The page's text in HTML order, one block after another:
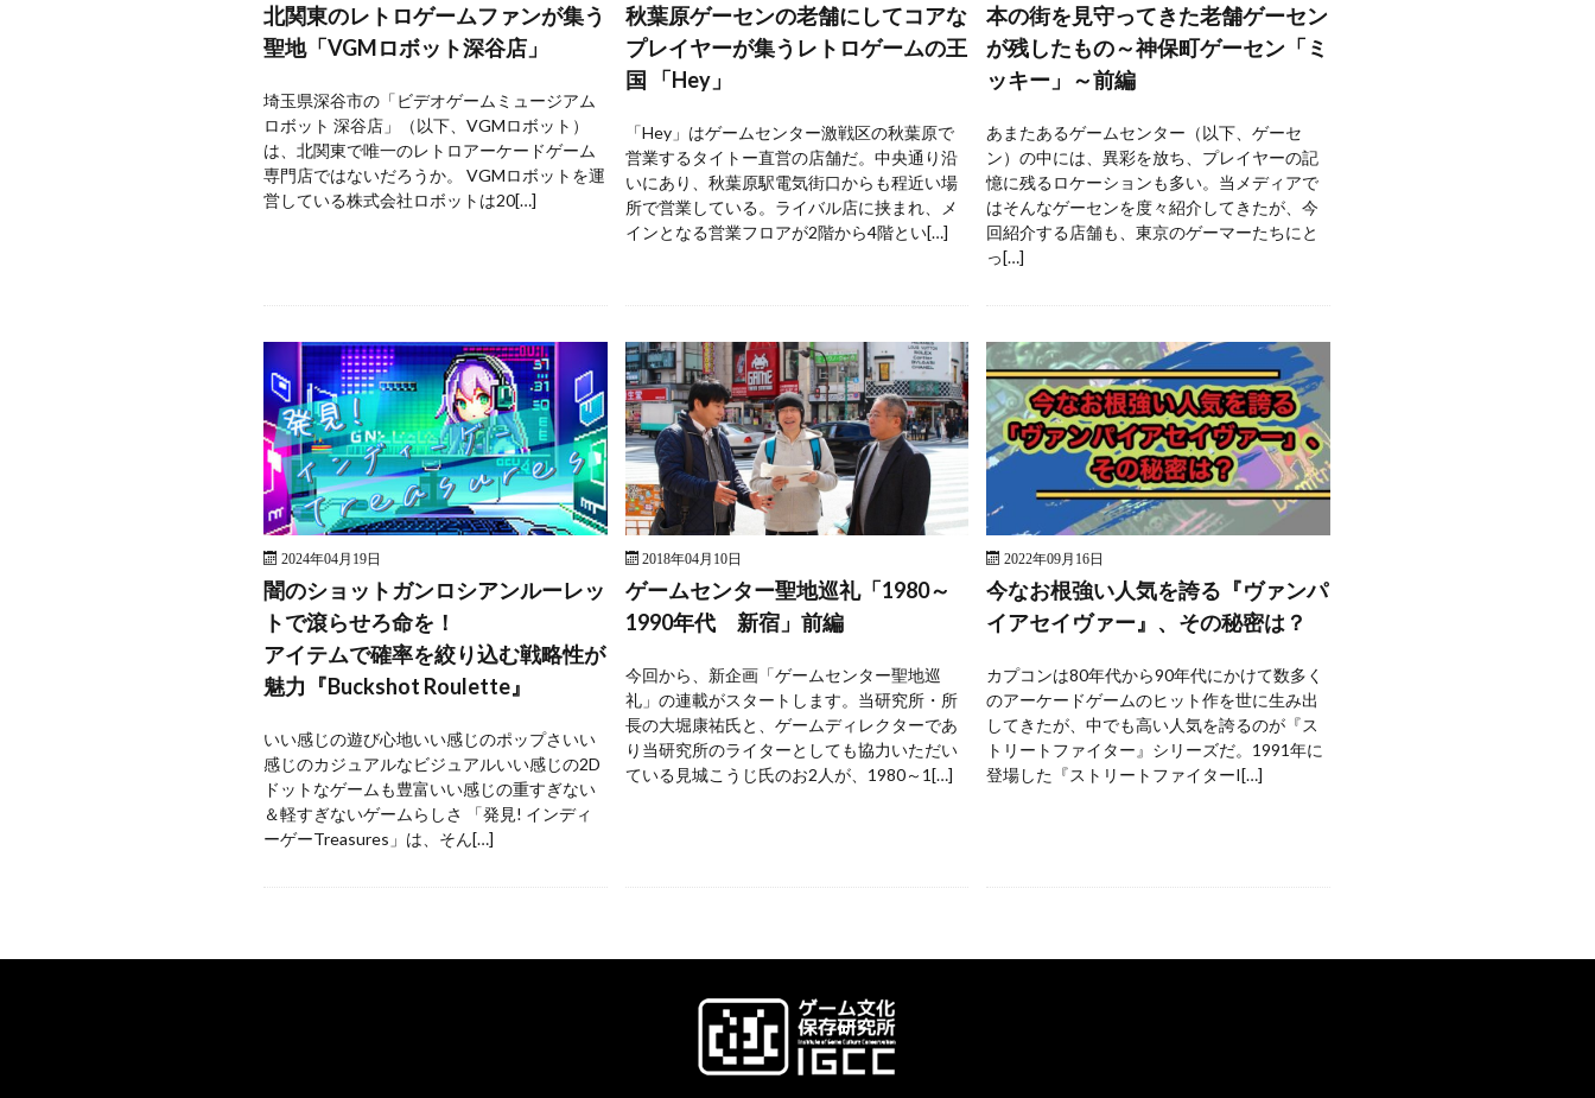
北関東のレトロゲームファンが集う
聖地「VGMロボット深谷店」
埼玉県深谷市の「ビデオゲームミュージアム
ロボット 深谷店」（以下、VGMロボット）
は、北関東で唯一のレトロアーケードゲーム
専門店ではないだろうか。 VGMロボットを運
営している株式会社ロボットは20[…]
秋葉原ゲーセンの老舗にしてコアな
プレイヤーが集うレトロゲームの王
国 「Hey」
「Hey」はゲームセンター激戦区の秋葉原で
営業するタイトー直営の店舗だ。中央通り沿
いにあり、秋葉原駅電気街口からも程近い場
所で営業している。ライバル店に挟まれ、メ
インとなる営業フロアが2階から4階とい[…]
本の街を見守ってきた老舗ゲーセン
が残したもの～神保町ゲーセン「ミ
ッキー」～前編
あまたあるゲームセンター（以下、ゲーセ
ン）の中には、異彩を放ち、プレイヤーの記
憶に残るロケーションも多い。当メディアで
はそんなゲーセンを度々紹介してきたが、今
回紹介する店舗も、東京のゲーマーたちにと
っ[…]
2024年04月19日
闇のショットガンロシアンルーレッ
トで滾らせろ命を！
アイテムで確率を絞り込む戦略性が
魅力『Buckshot Roulette』
いい感じの遊び心地いい感じのポップさいい
感じのカジュアルなビジュアルいい感じの2D
ドットなゲームも豊富いい感じの重すぎない
＆軽すぎないゲームらしさ 「発見! インディ
ーゲーTreasures」は、そん[…]
2018年04月10日
ゲームセンター聖地巡礼「1980～
1990年代 新宿」前編
今回から、新企画「ゲームセンター聖地巡
礼」の連載がスタートします。当研究所・所
長の大堀康祐氏と、ゲームディレクターであ
り当研究所のライターとしても協力いただい
ている見城こうじ氏のお2人が、1980～1[…]
2022年09月16日
今なお根強い人気を誇る『ヴァンパ
イアセイヴァー』、その秘密は？
カプコンは80年代から90年代にかけて数多く
のアーケードゲームのヒット作を世に生み出
してきたが、中でも高い人気を誇るのが『ス
トリートファイター』シリーズだ。1991年に
登場した『ストリートファイターI[…]